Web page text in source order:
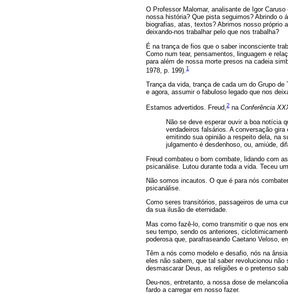
O Professor Malomar, analisante de Igor
nossa história? Que pista seguimos? Abrindo o
biografias, atas, textos? Abrimos nosso próprio
deixando-nos trabalhar pelo que nos trabalha?
É na trança de fios que o saber inconsciente
Como num tear, pensamentos, linguagem e
para além de nossa morte presos na cadeia
1978, p. 199). 1
Trança da vida, trança de cada um do Grupo
e agora, assumir o fabuloso legado que nos
Estamos advertidos. Freud,2 na Conferência
Não se deve esperar ouvir a boa notícia
verdadeiros falsários. A conversação
emitindo sua opinião a respeito dela, na
julgamento é desdenhoso, ou, amiúde,
Freud combateu o bom combate, lidando com
psicanálise. Lutou durante toda a vida. Teceu
Não somos incautos. O que é para nós
psicanálise.
Como seres transitórios, passageiros de uma
da sua ilusão de eternidade.
Mas como fazê-lo, como transmitir o que nos
seu tempo, sendo os anteriores,
poderosa que, parafraseando Caetano Veloso,
Têm a nós como modelo e desafio, nós na
eles não sabem, que tal saber revolucionou
desmascarar Deus, as religiões e o pretenso
Deu-nos, entretanto, a nossa dose de
fardo a carregar em nosso fazer.